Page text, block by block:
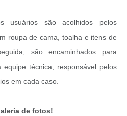
usuários são acolhidos pelos
roupa de cama, toalha e itens de
são encaminhados para
equipe técnica, responsável pelos
em cada caso.
de fotos!